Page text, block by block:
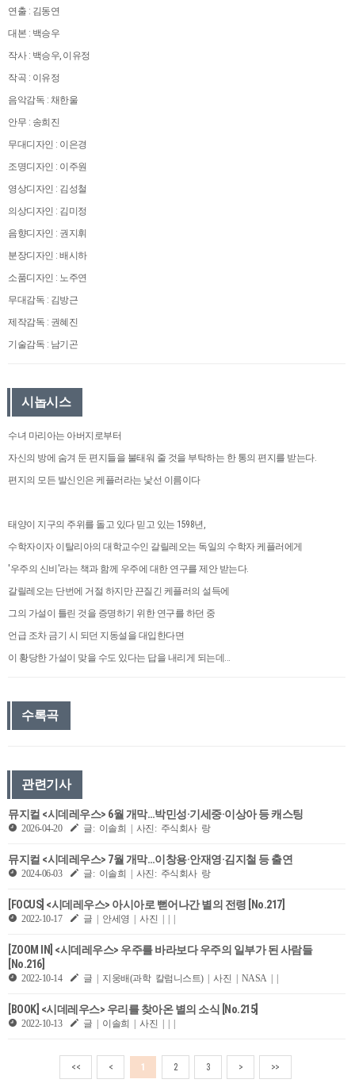
연출 : 김동연
대본 : 백승우
작사 : 백승우, 이유정
작곡 : 이유정
음악감독 : 채한울
안무 : 송희진
무대디자인 : 이은경
조명디자인 : 이주원
영상디자인 : 김성철
의상디자인 : 김미정
음향디자인 : 권지휘
분장디자인 : 배시하
소품디자인 : 노주연
무대감독 : 김방근
제작감독 : 권혜진
기술감독 : 남기곤
시놉시스
수녀 마리아는 아버지로부터
자신의 방에 숨겨 둔 편지들을 불태워 줄 것을 부탁하는 한 통의 편지를 받는다.
편지의 모든 발신인은 케플러라는 낯선 이름이다
태양이 지구의 주위를 돌고 있다 믿고 있는 1598년,
수학자이자 이탈리아의 대학교수인 갈릴레오는 독일의 수학자 케플러에게
'우주의 신비'라는 책과 함께 우주에 대한 연구를 제안 받는다.
갈릴레오는 단번에 거절 하지만 끈질긴 케플러의 설득에
그의 가설이 틀린 것을 증명하기 위한 연구를 하던 중
언급 조차 금기 시 되던 지동설을 대입한다면
이 황당한 가설이 맞을 수도 있다는 답을 내리게 되는데...
수록곡
관련기사
뮤지컬 <시데레우스> 6월 개막…박민성·기세중·이상아 등 캐스팅
2026-04-20 글: 이솔희 | 사진: 주식회사 랑
뮤지컬 <시데레우스> 7월 개막…이창용·안재영·김지철 등 출연
2024-06-03 글: 이솔희 | 사진: 주식회사 랑
[FOCUS] <시데레우스> 아시아로 뻗어나간 별의 전령 [No.217]
2022-10-17 글 | 안세영 | 사진 | | |
[ZOOM IN] <시데레우스> 우주를 바라보다 우주의 일부가 된 사람들
[No.216]
2022-10-14 글 | 지웅배(과학 칼럼니스트) | 사진 | NASA | |
[BOOK] <시데레우스> 우리를 찾아온 별의 소식 [No.215]
2022-10-13 글 | 이솔희 | 사진 | | |
<< < 1 2 3 > >>